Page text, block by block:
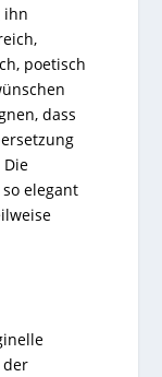
ihn
poetisch
dass
elegant
der